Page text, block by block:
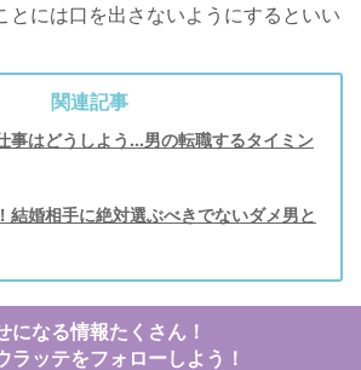
とには口を出さないようにするといい
関連記事
事はどうしよう…男の転職するタイミン
結婚相手に絶対選ぶべきでないダメ男と
になる情報たくさん！
ラッテをフォローしよう！